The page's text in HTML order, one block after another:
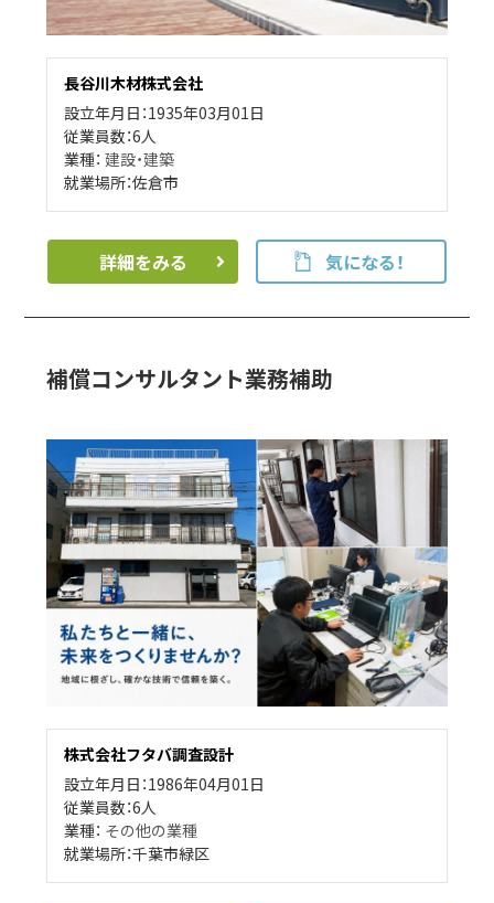
長谷川木材株式会社
設立年月日：1935年03月01日
従業員数：6人
業種：建設・建築
就業場所：佐倉市
詳細をみる 気になる！
補償コンサルタント業務補助
株式会社フタバ調査設計
設立年月日：1986年04月01日
従業員数：6人
業種： その他の業種
就業場所：千葉市緑区